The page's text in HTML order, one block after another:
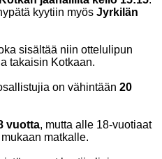
kyytiin myös Jyrkilän
sisältää niin ottelulipun
takaisin Kotkaan.
on vähintään 20
vuotta, mutta alle 18-vuotiaat
matkalle.